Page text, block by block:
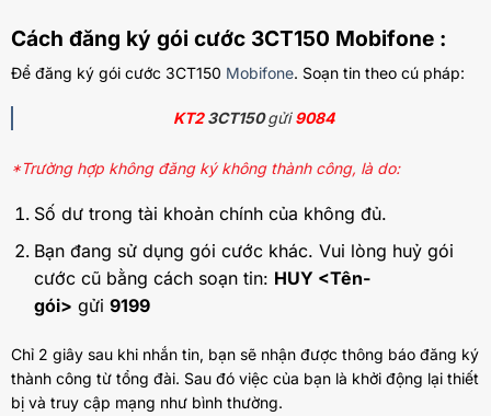
Cách đăng ký gói cước 3CT150 Mobifone :
Để đăng ký gói cước 3CT150 Mobifone. Soạn tin theo cú pháp:
KT23CT150gửi9084
*Trường hợp không đăng ký không thành công, là do:
Số dư trong tài khoản chính của không đủ.
Bạn đang sử dụng gói cước khác. Vui lòng huỷ gói
cước cũ bằng cách soạn tin: HUY <Tên-
gói> gửi 9199
Chỉ 2 giây sau khi nhắn tin, bạn sẽ nhận được thông báo đăng ký
thành công từ tổng đài. Sau đó việc của bạn là khởi động lại thiết
bị và truy cập mạng như bình thường.